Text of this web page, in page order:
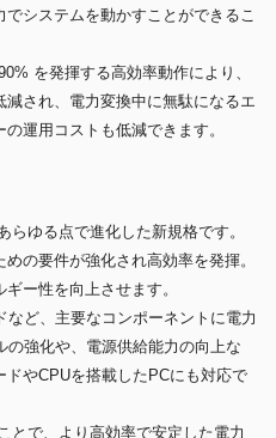
システムを動かすことができるこ
を発揮する高効率動作により、
され、電力変換中に無駄になるエ
運用コストも低減できます。
ゆる点で進化した新規格です。
の要件が強化され高効率を発揮。
ー性を向上させます。
など、主要なコンポーネントに電力
強化や、電源供給能力の向上な
やCPUを搭載したPCにも対応で
とで、より高効率で安定した電力